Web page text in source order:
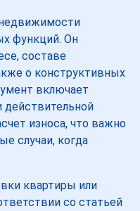
функций. Он
составе
о конструктивных
включает
действительной
износа, что важно
случаи, когда
квартиры или
со статьей